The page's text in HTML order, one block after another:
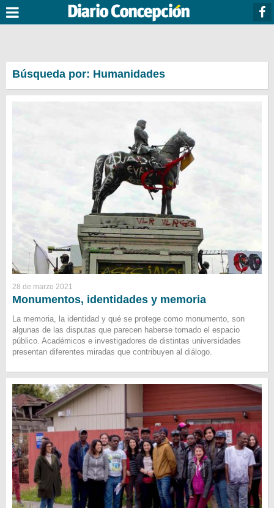
Búsqueda por: Humanidades
28 de marzo 2021
Monumentos, identidades y memoria
La memoria, la identidad y qué se protege como monumento, son
algunas de las disputas que parecen haberse tomado el espacio
público. Académicos e investigadores de distintas universidades
presentan diferentes miradas que contribuyen al diálogo.